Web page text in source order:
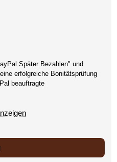
Später Bezahlen" und
erfolgreiche Bonitätsprüfung
beauftragte